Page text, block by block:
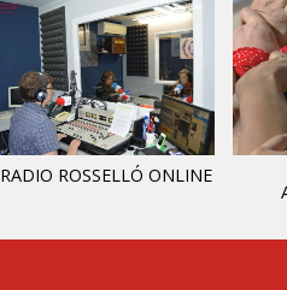
RADIO ROSSELLÓ ONLINE